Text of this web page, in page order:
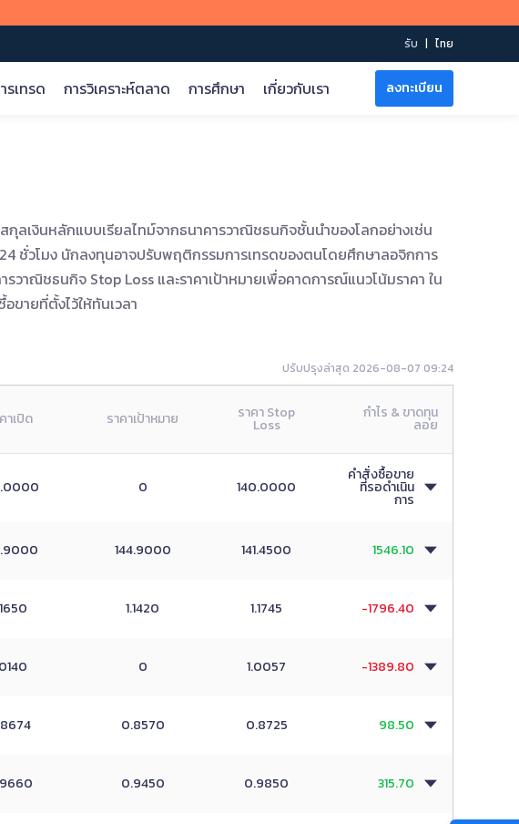
รับ | ไทย
ตารางสเปรด
บัญชีเทรด
บัญชี ECN
เทรด
MT5 สำหรับ iOS
การวิเคราะห์ตลาด
ดัชนีความเชื่อมั่น
รายงานสถานะ Gold ETF
น้ำมันดิบจาก EIA
การศึกษา
วิดีโอของ Martin
เกี่ยวกับเรา
จะเริ่มเทรดได้อย่างไร?
ศูนย์ช่วยเหลือ
ข้อกำหนด & เงื่อนไข
ลงทะเบียน
ลเงินหลักแบบเรียลไทม์จากธนาคารวาณิชธนกิจชั้นนำของโลกอย่างเช่น
ชั่วโมง นักลงทุนอาจปรับพฤติกรรมการเทรดของตนโดยศึกษาลอจิกการ
าณิชธนกิจ Stop Loss และราคาเป้าหมายเพื่อคาดการณ์แนวโน้มราคา ใน
ขายที่ตั้งไว้ให้ทันเวลา
ปรับปรุงล่าสุด 2026-08-07 09:24
าเปิด ราคาเป้าหมาย ราคา Stop
Loss
กำไร & ขาดทุน
ลอย
0 140.0000
คำสั่งซื้อขาย
ที่รอดำเนิน
การ
144.9000 141.4500 1546.10
1.1420 1.1745 -1796.40
0 1.0057 -1389.80
0.8570 0.8725 98.50
0.9450 0.9850 315.70